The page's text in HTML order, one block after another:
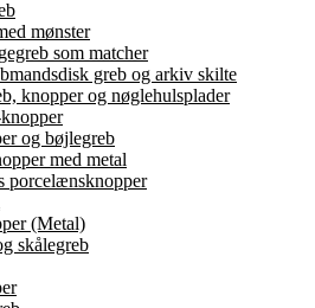
mønster
som matcher
greb og arkiv skilte
knopper og nøglehulsplader
og bøjlegreb
med metal
porcelænsknopper
(Metal)
skålegreb